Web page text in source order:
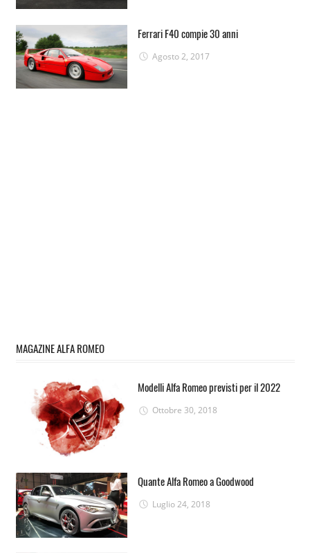
Ferrari F40 compie 30 anni
Agosto 2, 2017
MAGAZINE ALFA ROMEO
Modelli Alfa Romeo previsti per il 2022
Ottobre 30, 2018
Quante Alfa Romeo a Goodwood
Luglio 24, 2018